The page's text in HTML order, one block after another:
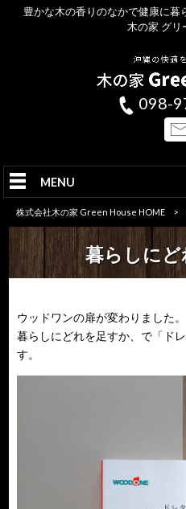
豊かな木の香りのなかで健康に暮
木の家 グリ
098-
MENU
株式会社木の家 Green House HOME >
暮らしにど
ウッドワンの扉が変わりました。
暮らしにどれを足すか、で「ド
す。